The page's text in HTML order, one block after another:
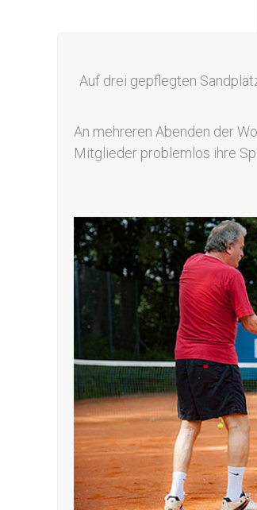
Auf drei gepflegten
An mehreren Abenden der
Mitglieder problemlos ihre